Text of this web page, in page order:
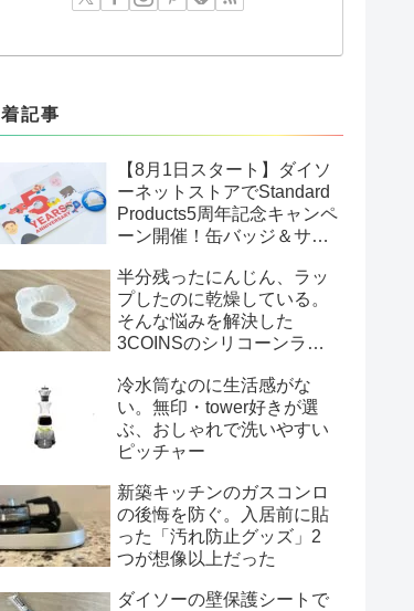
着記事
【8月1日スタート】ダイソ
ーネットストアでStandard
Products5周年記念キャンペ
ーン開催！缶バッジ＆サン
半分残ったにんじん、ラッ
プしたのに乾燥している。
そんな悩みを解決した
3COINSのシリコーンラッ
冷水筒なのに生活感がな
い。無印・tower好きが選
ぶ、おしゃれで洗いやすい
ピッチャー
新築キッチンのガスコンロ
の後悔を防ぐ。入居前に貼
った「汚れ防止グッズ」2
つが想像以上だった
ダイソーの壁保護シートで